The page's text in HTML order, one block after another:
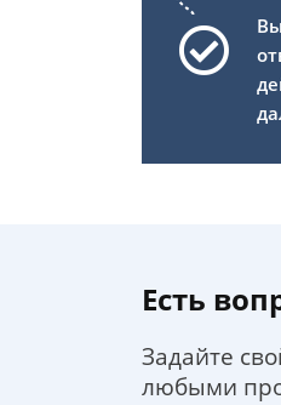
Есть
Задайте
любыми